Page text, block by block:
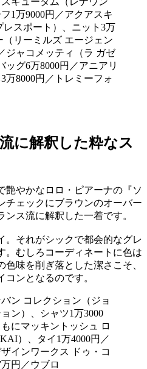
1万9000円／アクアスキ
レスポート）、ニット3万
（リーミルズ エージェン
ジャコメッティ（ラ ガゼ
ッグ6万8000円／アニアリ
万8000円／トレミーフォ
に解釈した粋なス
艶やかなロロ・ピアーナの『ソ
チェックにブラウンのオーバー
ス流に解釈した一着です。
。それがシックで都会的なグレ
。むしろコーディネートに色は
味を削ぎ落とした潔さこそ、
コンとなるのです。